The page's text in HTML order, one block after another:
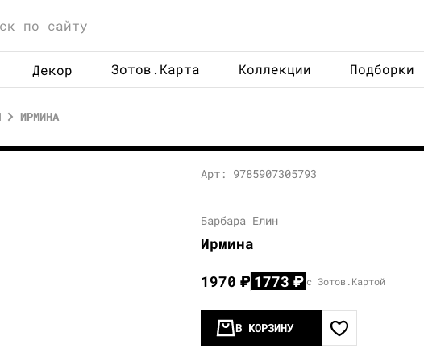
Декор Зотов.Карта Коллекции Подборки
ИРМИНА
Арт: 9785907305793
Барбара Елин
Ирмина
1970₽ 1773₽ с Зотов.Картой
В КОРЗИНУ